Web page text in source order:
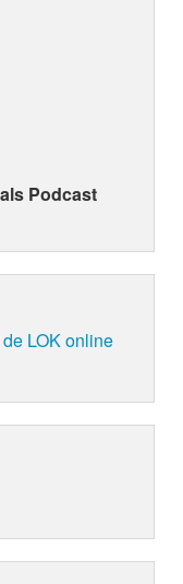
Podcast
LOK online